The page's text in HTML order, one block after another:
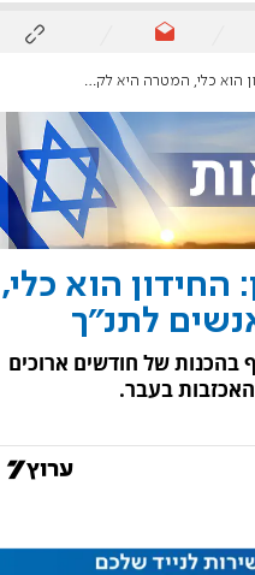
המטרה היא לקרב אנשים לתנ"ך
הוא כלי,
לתנ"ך
של חודשים ארוכים
בעבר.